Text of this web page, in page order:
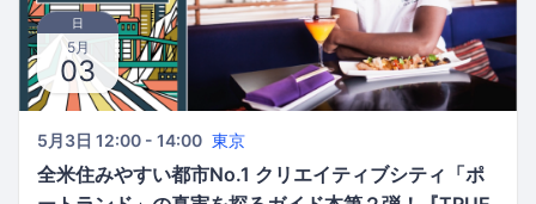
日
5月
03
5月3日 12:00 - 14:00 東京
全米住みやすい都市No.1 クリエイティブシティ「ポ